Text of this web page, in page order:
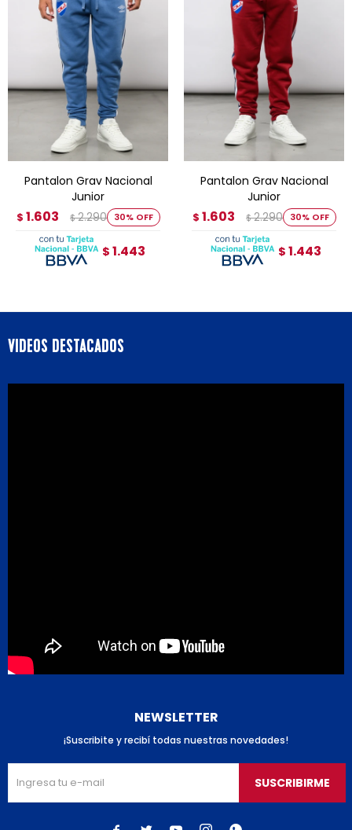
Pantalon Grav Nacional
Junior
$ 1.603 $ 2.290 30
$ 1.443
Pantalon Grav Nacional
Junior
$ 1.603 $ 2.290 30
$ 1.443
VIDEOS DESTACADOS
NEWSLETTER
¡Suscribite y recibí todas nuestras novedades!
SUSCRIBIRME